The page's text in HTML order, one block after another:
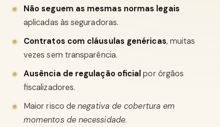
Não seguem as mesmas normas legais
aplicadas às seguradoras.
Contratos com cláusulas genéricas, muitas
vezes sem transparência.
Ausência de regulação oficialpor órgãos
fiscalizadores.
Maior risco denegativa de cobertura em
momentos de necessidade.